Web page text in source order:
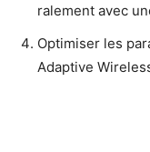
ra­le­ment avec
Opti­mi­ser les
Adap­tive